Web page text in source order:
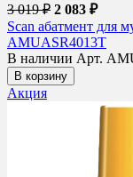
3 019 ₽ 2 083 ₽
Scan абатмент для
AMUASR4013T
В наличии Арт.
В корзину
Акция